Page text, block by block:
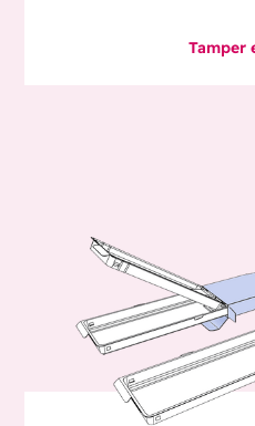
Tamper